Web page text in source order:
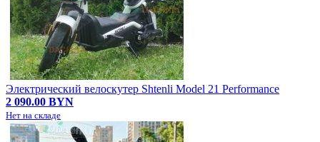
Электрический велоскутер Shtenli Model 21 Performance
2 090.00 BYN
Нет на складе